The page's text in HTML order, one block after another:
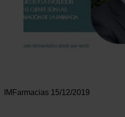
IMFarmacias 15/12/2019